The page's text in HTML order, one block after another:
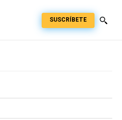
SUSCRÍBETE